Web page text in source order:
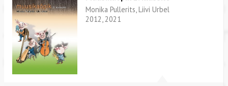
Monika Pullerits, Liivi Urbel
2012, 2021